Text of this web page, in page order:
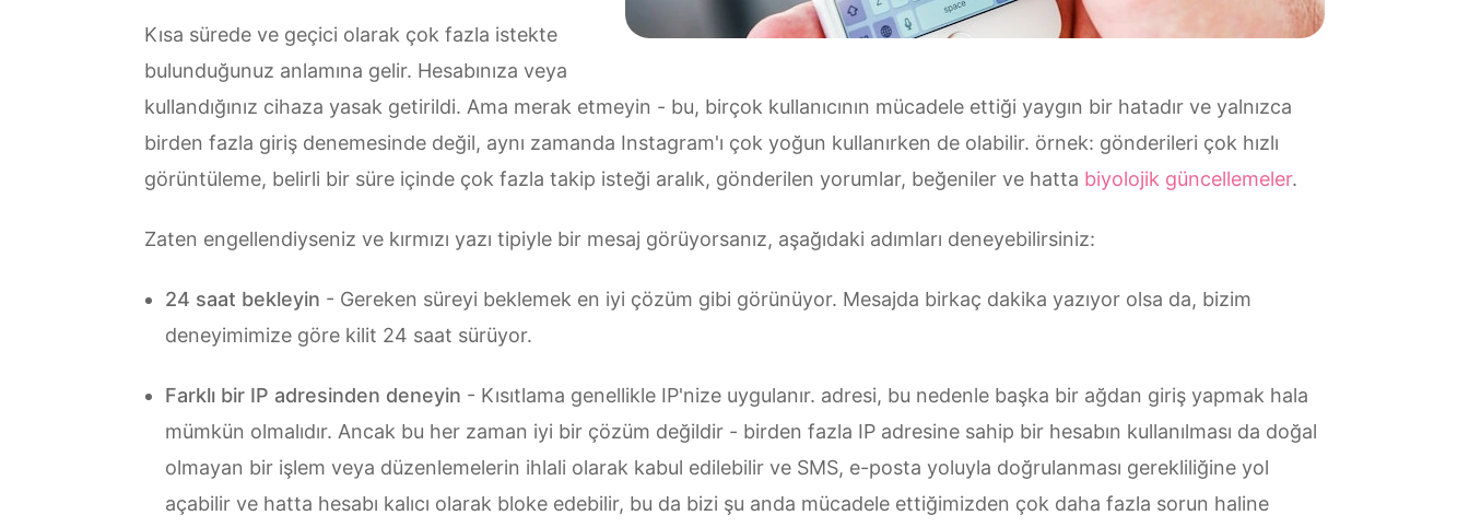
Kısa sürede ve geçici olarak çok fazla istekte
bulunduğunuz anlamına gelir. Hesabınıza veya
kullandığınız cihaza yasak getirildi. Ama merak etmeyin - bu, birçok kullanıcının mücadele ettiği yaygın bir hatadır ve yalnızca
birden fazla giriş denemesinde değil, aynı zamanda Instagram'ı çok yoğun kullanırken de olabilir. örnek: gönderileri çok hızlı
görüntüleme, belirli bir süre içinde çok fazla takip isteği aralık, gönderilen yorumlar, beğeniler ve hatta biyolojik güncellemeler.
Zaten engellendiyseniz ve kırmızı yazı tipiyle bir mesaj görüyorsanız, aşağıdaki adımları deneyebilirsiniz:
24 saat bekleyin - Gereken süreyi beklemek en iyi çözüm gibi görünüyor. Mesajda birkaç dakika yazıyor olsa da, bizim
deneyimimize göre kilit 24 saat sürüyor.
Farklı bir IP adresinden deneyin - Kısıtlama genellikle IP'nize uygulanır. adresi, bu nedenle başka bir ağdan giriş yapmak hala
mümkün olmalıdır. Ancak bu her zaman iyi bir çözüm değildir - birden fazla IP adresine sahip bir hesabın kullanılması da doğal
olmayan bir işlem veya düzenlemelerin ihlali olarak kabul edilebilir ve SMS, e-posta yoluyla doğrulanması gerekliliğine yol
açabilir ve hatta hesabı kalıcı olarak bloke edebilir, bu da bizi şu anda mücadele ettiğimizden çok daha fazla sorun haline